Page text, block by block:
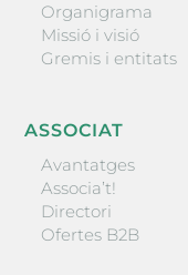
Organigrama
Missió i visió
Gremis i entitats
ASSOCIAT
Avantatges
Associa’t!
Directori
Ofertes B2B